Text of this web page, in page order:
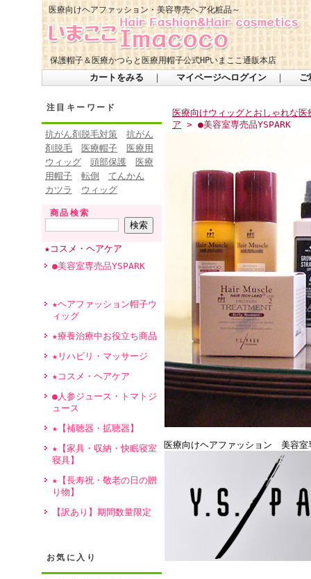
保護帽子＆医療かつらと医療用帽子公式HPいまここ通販本店
医療向けヘアファッション・美容専売ヘア化粧品～
カートをみる ｜ マイページへログイン ｜ ご
注目キーワード
抗がん剤脱毛対策
抗がん
剤脱毛
医療帽子
医療用
ウィッグ
頭部保護
医療
用帽子
転倒
てんかん
カツラ
ウィッグ
商品検索
★コスメ・ヘアケア
●美容室専売品YSPARK
★ヘアファッション帽子ウ
ィッグ
★療養治療中お役立ち商品
★リハビリ・マッサージ
★コスメ・ヘアケア
●人参ジュース・トマトジ
ュース
★【補聴器・拡聴器】
★【家具・収納・快眠寝室
寝具】
★【長寿祝・敬老の日の贈
り物】
【訳あり】期間数量限定
お気に入り
医療向けウィッグとおしゃれな
ア > ●美容室専売品YSPARK
医療向けヘアファッション 美容室